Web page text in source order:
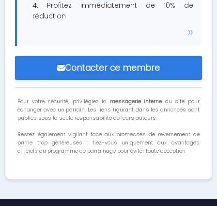
4. Profitez immédiatement de 10% de
réduction
Contacter ce membre
Pour votre sécurité, privilégiez la messagerie internedu site pour
échanger avec un parrain. Les liens figurant dans les annonces sont
publiés sous la seule responsabilité de leurs auteurs.
Restez également vigilant face aux promesses de reversement de
prime trop généreuses : fiez-vous uniquement aux avantages
officiels du programme de parrainage pour éviter toute déception.